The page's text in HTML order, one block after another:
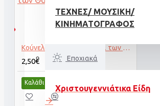
ΤΈΧΝΕΣ/ ΜΟΥΣΙΚΉ/
ΚΙΝΗΜΑΤΟΓΡΆΦΟΣ
Εποχιακά
Χριστουγεννιάτικα Είδη
Κούνελος Αλίκη στη Χώρα των Θαυμάτων
2,50€
Καλάθι